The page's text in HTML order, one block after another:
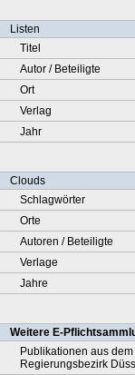
Listen
Titel
Autor / Beteiligte
Ort
Verlag
Jahr
Clouds
Schlagwörter
Orte
Autoren / Beteiligte
Verlage
Jahre
Weitere E-
Publikationen aus dem
Regierungsbezirk